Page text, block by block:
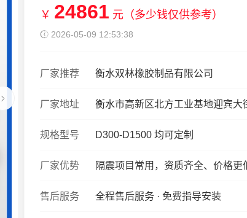
￥ 24861 元（多少钱仅供参考）
2026-05-09 12:53:38
厂家推荐 衡水双林橡胶制品有限公司
厂家地址 衡水市高新区北方工业基地迎宾大
规格型号 D300-D1500 均可定制
厂家优势 隔震项目常用，资质齐全、价格更
售后服务 全程售后服务 · 免费指导安装